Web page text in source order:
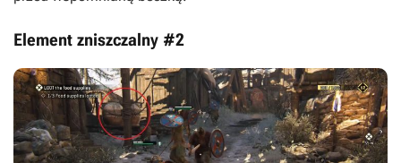
Element zniszczalny #2